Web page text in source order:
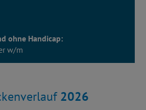
ohne Handicap:
w/m
2026